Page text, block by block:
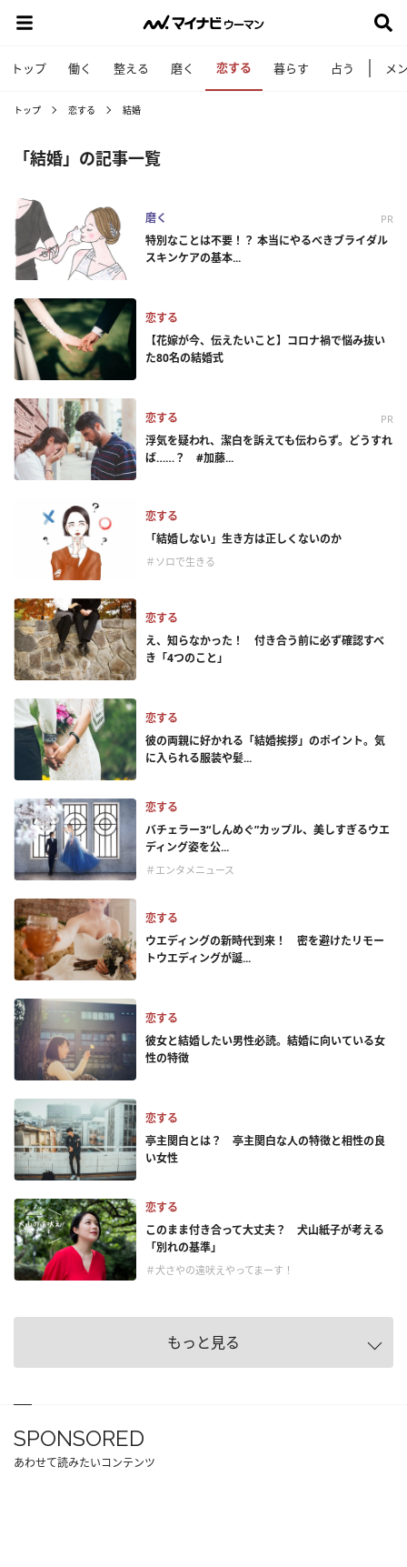
トップ 働く 整える 磨く 恋する 暮らす 占う メ
トップ 恋する 結婚
「結婚」の記事一覧
磨く PR
特別なことは不要！？ 本当にやるべきブライダル
スキンケアの基本...
恋する
【花嫁が今、伝えたいこと】コロナ禍で悩み抜い
た80名の結婚式
恋する PR
浮気を疑われ、潔白を訴えても伝わらず。どうすれ
ば……？ #加藤...
恋する
「結婚しない」生き方は正しくないのか
＃ソロで生きる
恋する
え、知らなかった！ 付き合う前に必ず確認すべ
き「4つのこと」
恋する
彼の両親に好かれる「結婚挨拶」のポイント。気
に入られる服装や髪...
恋する
バチェラー3“しんめぐ”カップル、美しすぎるウエ
ディング姿を公...
＃エンタメニュース
恋する
ウエディングの新時代到来！ 密を避けたリモー
トウエディングが誕...
恋する
彼女と結婚したい男性必読。結婚に向いている女
性の特徴
恋する
亭主関白とは？ 亭主関白な人の特徴と相性の良
い女性
恋する
このまま付き合って大丈夫？ 犬山紙子が考える
「別れの基準」
＃犬さやの遠吠えやってまーす！
もっと見る
SPONSORED
あわせて読みたいコンテンツ